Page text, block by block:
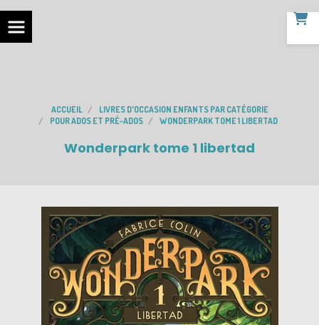
ACCUEIL
LIVRES D'OCCASION ENFANTS PAR CATÉGORIE
POUR ADOS ET PRÉ-ADOS
WONDERPARK TOME 1 LIBERTAD
Wonderpark tome 1 libertad